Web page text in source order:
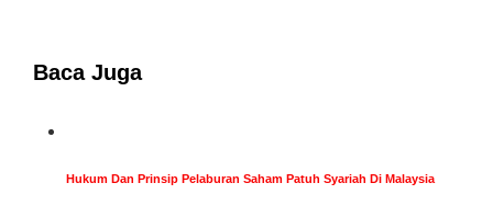
Baca Juga
Hukum Dan Prinsip Pelaburan Saham Patuh Syariah Di Malaysia